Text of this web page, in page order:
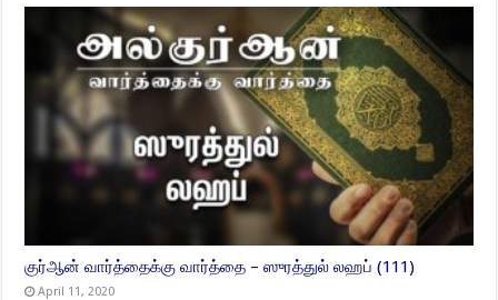
குர்ஆன் வார்த்தைக்கு வார்த்தை – ஸுரத்துல் லஹப் (111)
April 11, 2020